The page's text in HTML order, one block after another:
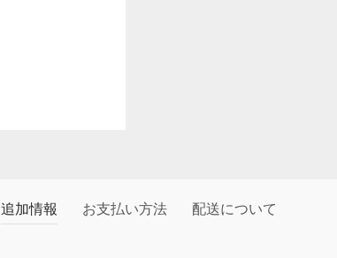
追加情報 お支払い方法 配送について